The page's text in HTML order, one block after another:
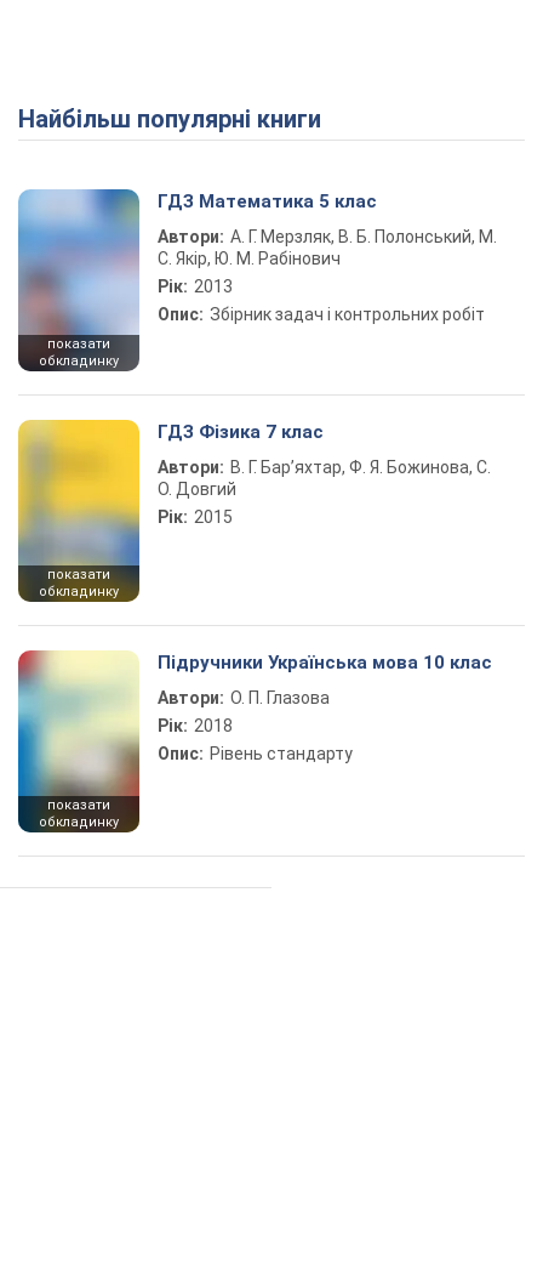
Play Video
Найбільш популярні книги
показати
обкладинку
ГДЗ Математика 5 клас
Автори: А. Г. Мерзляк, В. Б. Полонський, М.
С. Якір, Ю. М. Рабінович
Рік: 2013
Опис: Збірник задач і контрольних робіт
показати
обкладинку
ГДЗ Фізика 7 клас
Автори: В. Г. Бар’яхтар, Ф. Я. Божинова, С.
О. Довгий
Рік: 2015
показати
обкладинку
Підручники Українська мова 10 клас
Автори: О. П. Глазова
Рік: 2018
Опис: Рівень стандарту